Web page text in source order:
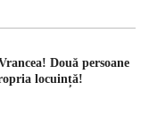
Două persoane
locuință!